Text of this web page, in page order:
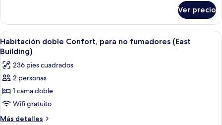
para
no
fumadores
(Main
Building,
JULY,2025
Renewal)
superior
con
2
camas
individuales,
para
no
fumadores
(Main
Building,
Renewal)
Ver precio
Abrir
todas
las
fotos
de
Habitación
doble
Confort,
Una habitación de hotel con una
3
Habitación doble Confort, para no fumadores (East
Building)
236 pies cuadrados
2 personas
1 cama doble
Wifi gratuito
Más detalles
Más